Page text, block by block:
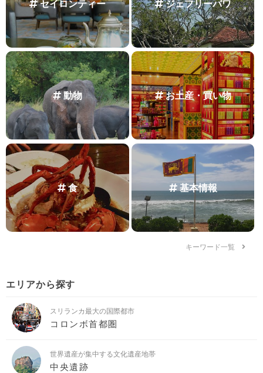
セイロンティー ジェフリーバワ
動物 お土産・買い物
食 基本情報
キーワード一覧
エリアから探す
スリランカ最大の国際都市
コロンボ首都圏
世界遺産が集中する文化遺産地帯
中央遺跡